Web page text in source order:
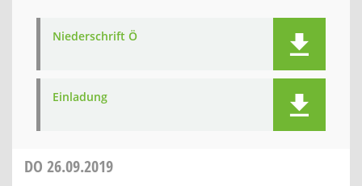
Niederschrift Ö
Einladung
DO 26.09.2019